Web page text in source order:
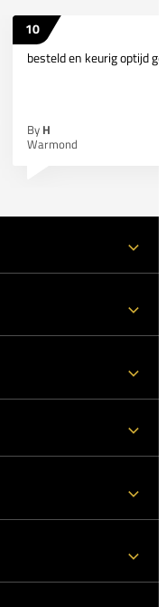
10
besteld en keurig optijd
By H
Warmond